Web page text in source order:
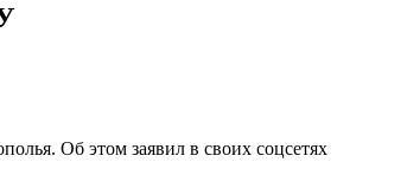
Об этом заявил в своих соцсетях